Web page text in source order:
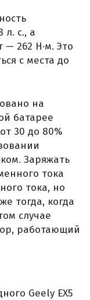
л. с., а
262 Н·м. Это
с места до
на
батарее
30 до 80%
Заряжать
тока
тока, но
тогда, когда
случае
работающий
Geely EX5